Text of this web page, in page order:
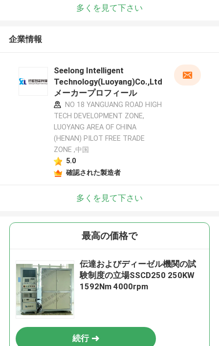
多くを見て下さい
企業情報
Seelong Intelligent
Technology(Luoyang)Co.,Ltd
メーカープロフィール
NO 18 YANGUANG ROAD HIGH
TECH DEVELOPMENT ZONE,
LUOYANG AREA OF CHINA
(HENAN) PILOT FREE TRADE
ZONE ,中国
5.0
確認された製造者
多くを見て下さい
最高の価格で
伝達およびディーゼル機関の試
験制度の立場SSCD250 250KW
1592Nm 4000rpm
続行